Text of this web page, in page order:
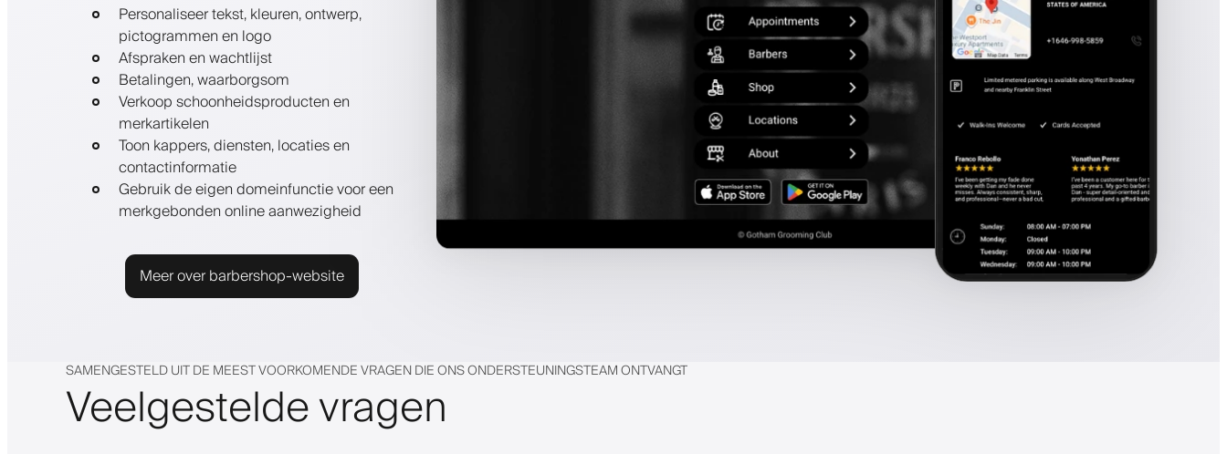
Personaliseer tekst, kleuren, ontwerp,
pictogrammen en logo
Afspraken en wachtlijst
Betalingen, waarborgsom
Verkoop schoonheidsproducten en
merkartikelen
Toon kappers, diensten, locaties en
contactinformatie
Gebruik de eigen domeinfunctie voor een
merkgebonden online aanwezigheid
Meer over barbershop-website
SAMENGESTELD UIT DE MEEST VOORKOMENDE VRAGEN DIE ONS ONDERSTEUNINGSTEAM ONTVANGT
Veelgestelde vragen